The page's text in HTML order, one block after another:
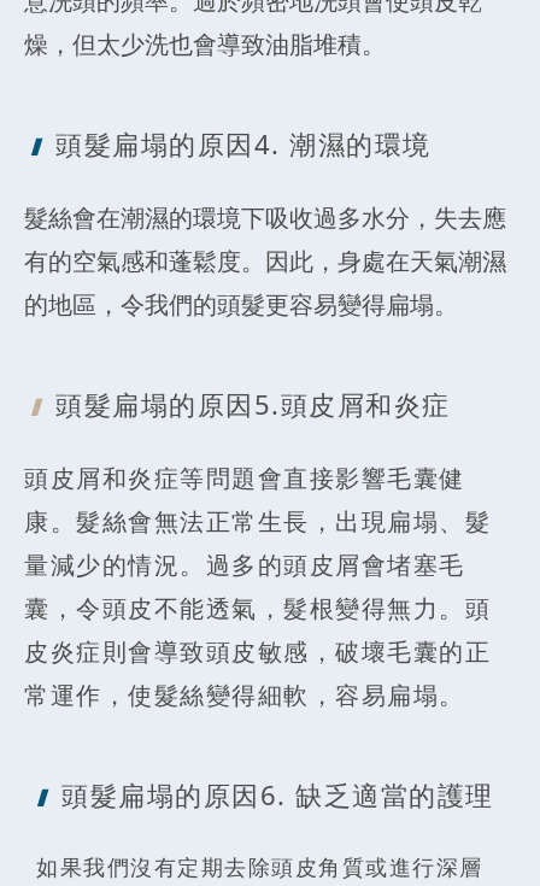
燥，但太少洗也會導致油脂堆積。
頭髮扁塌的原因4. 潮濕的環境
髮絲會在潮濕的環境下吸收過多水分，失去應
有的空氣感和蓬鬆度。因此，身處在天氣潮濕
的地區，令我們的頭髮更容易變得扁塌。
頭髮扁塌的原因5.頭皮屑和炎症
頭皮屑和炎症等問題會直接影響毛囊健
康。髮絲會無法正常生長，出現扁塌、髮
量減少的情況。過多的頭皮屑會堵塞毛
囊，令頭皮不能透氣，髮根變得無力。頭
皮炎症則會導致頭皮敏感，破壞毛囊的正
常運作，使髮絲變得細軟，容易扁塌。
頭髮扁塌的原因6. 缺乏適當的護理
如果我們沒有定期去除頭皮角質或進行深層